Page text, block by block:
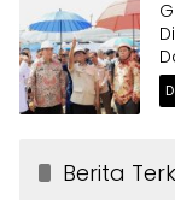
Berita